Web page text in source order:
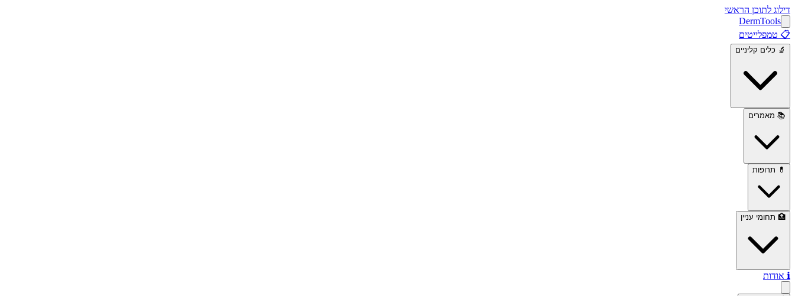
דילוג לתוכן הראשי
DermTools
📋 טמפלייטים
🔬 כלים קליניים
📚 מאמרים
💊 תרופות
🏥 תחומי עניין
ℹ️ אודות